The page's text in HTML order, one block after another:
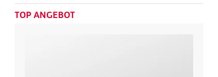
TOP ANGEBOT